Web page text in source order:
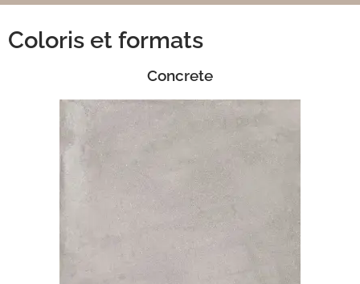
Coloris et formats
Concrete